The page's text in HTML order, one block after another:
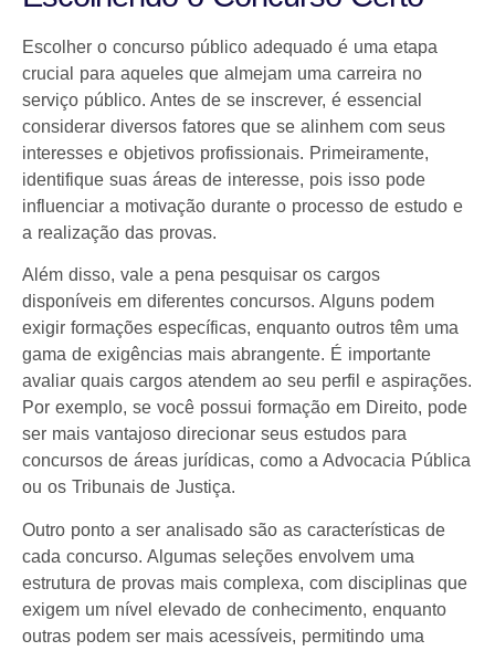
Escolher o concurso público adequado é uma etapa
crucial para aqueles que almejam uma carreira no
serviço público. Antes de se inscrever, é essencial
considerar diversos fatores que se alinhem com seus
interesses e objetivos profissionais. Primeiramente,
identifique suas áreas de interesse, pois isso pode
influenciar a motivação durante o processo de estudo e
a realização das provas.
Além disso, vale a pena pesquisar os cargos
disponíveis em diferentes concursos. Alguns podem
exigir formações específicas, enquanto outros têm uma
gama de exigências mais abrangente. É importante
avaliar quais cargos atendem ao seu perfil e aspirações.
Por exemplo, se você possui formação em Direito, pode
ser mais vantajoso direcionar seus estudos para
concursos de áreas jurídicas, como a Advocacia Pública
ou os Tribunais de Justiça.
Outro ponto a ser analisado são as características de
cada concurso. Algumas seleções envolvem uma
estrutura de provas mais complexa, com disciplinas que
exigem um nível elevado de conhecimento, enquanto
outras podem ser mais acessíveis, permitindo uma